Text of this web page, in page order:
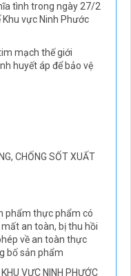
tình trong ngày 27/2
vực Ninh Phước
mạch thế giới
huyết áp để bảo vệ
CHỐNG SỐT XUẤT
phẩm thực phẩm có
an toàn, bị thu hồi
về an toàn thực
bố sản phẩm
VỰC NINH PHƯỚC